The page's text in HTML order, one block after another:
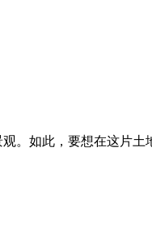
。如此，要想在这片